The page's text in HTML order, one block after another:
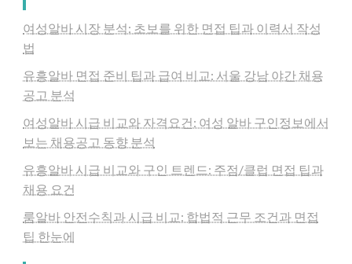
여성알바 시장 분석: 초보를 위한 면접 팁과 이력서 작성
법
유흥알바 면접 준비 팁과 급여 비교: 서울 강남 야간 채용
공고 분석
여성알바 시급 비교와 자격요건: 여성 알바 구인정보에서
보는 채용공고 동향 분석
유흥알바 시급 비교와 구인 트렌드: 주점/클럽 면접 팁과
채용 요건
룸알바 안전수칙과 시급 비교: 합법적 근무 조건과 면접
팁 한눈에